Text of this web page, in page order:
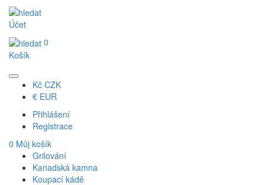
Účet
0
Košík
Kč CZK
€ EUR
Přihlášení
Registrace
0 Můj košík
Grilování
Kanadská kamna
Koupací kádě